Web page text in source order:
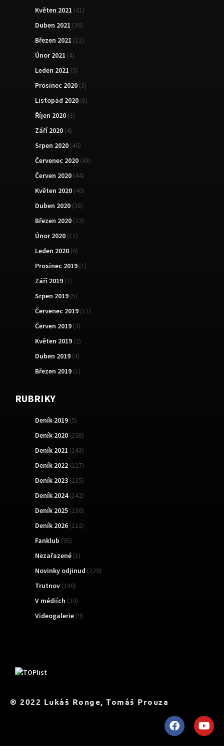
Květen 2021 (41)
Duben 2021 (36)
Březen 2021 (11)
Únor 2021 (4)
Leden 2021 (5)
Prosinec 2020 (3)
Listopad 2020 (8)
Říjen 2020 (3)
Září 2020 (4)
Srpen 2020 (46)
Červenec 2020 (48)
Červen 2020 (44)
Květen 2020 (40)
Duben 2020 (38)
Březen 2020 (22)
Únor 2020 (11)
Leden 2020 (6)
Prosinec 2019 (1)
Září 2019 (1)
Srpen 2019 (5)
Červenec 2019 (11)
Červen 2019 (3)
Květen 2019 (2)
Duben 2019 (4)
Březen 2019 (1)
RUBRIKY
Deník 2019 (5)
Deník 2020 (168)
Deník 2021 (143)
Deník 2022 (127)
Deník 2023 (135)
Deník 2024(142)
Deník 2025 (136)
Deník 2026 (112)
Fanklub (95)
Nezařazené (1)
Novinky odjinud (229)
Trutnov (140)
V médiích (30)
Videogalerie (9)
© 2022 Lukáš Ronge, Tomáš Prouza